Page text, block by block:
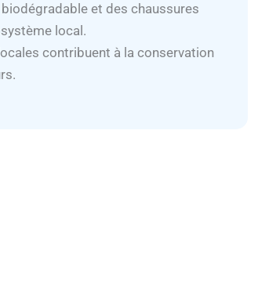
et des chaussures
local.
contribuent à la conservation